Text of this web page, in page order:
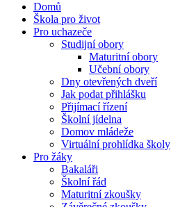
Domů
Škola pro život
Pro uchazeče
Studijní obory
Maturitní obory
Učební obory
Dny otevřených dveří
Jak podat přihlášku
Přijímací řízení
Školní jídelna
Domov mládeže
Virtuální prohlídka školy
Pro žáky
Bakaláři
Školní řád
Maturitní zkoušky